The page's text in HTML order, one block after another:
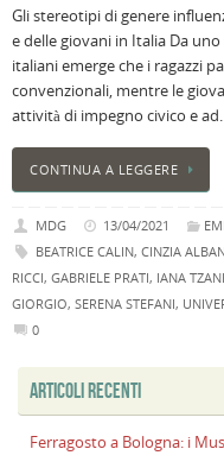
Gli stereotipi di genere
e delle giovani in Italia Da
italiani emerge che i ragazzi
convenzionali, mentre le
attività di impegno civico e
CONTINUA A LEGGERE
MDG 13/04/2021
BEATRICE CALIN, CINZIA
RICCI, GABRIELE PRATI, IANA
GIORGIO, SERENA STEFANI,
0
ARTICOLI RECENTI
Ferragosto a Bologna: i